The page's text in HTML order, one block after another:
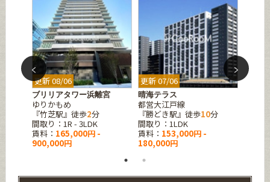
更新 08/06
ブリリアタワー浜離宮
ゆりかもめ
『竹芝駅』徒歩2分
間取り：1R - 3LDK
賃料： 165,000円 -
900,000円
更新 07/06
晴海テラス
都営大江戸線
『勝どき駅』徒歩10分
間取り：1LDK
賃料： 153,000円 -
180,000円